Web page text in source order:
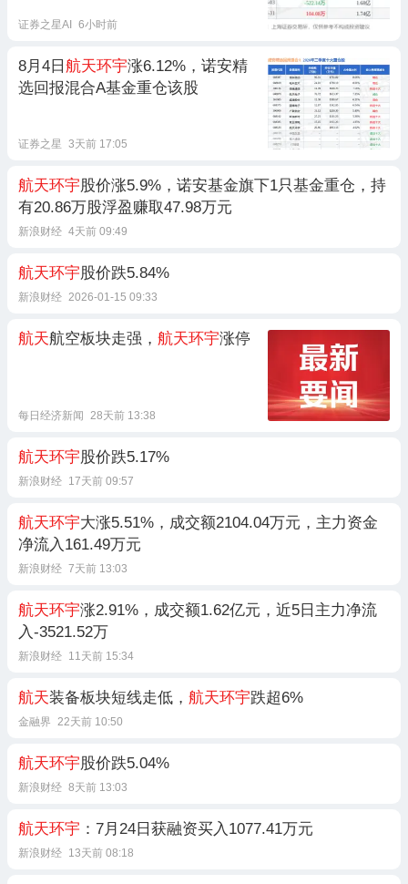
证券之星AI 6小时前
8月4日 航天环宇涨6.12%，诺安精
选回报混合A基金重仓该股
证券之星 3天前 17:05
航天环宇股价涨5.9%，诺安基金旗下1只基金重仓，持
有20.86万股浮盈赚取47.98万元
新浪财经 4天前 09:49
航天环宇股价跌5.84%
新浪财经 2026-01-15 09:33
航天航空板块走强， 航天环宇涨停
每日经济新闻 28天前 13:38
航天环宇股价跌5.17%
新浪财经 17天前 09:57
航天环宇大涨5.51%，成交额2104.04万元，主力资金
净流入161.49万元
新浪财经 7天前 13:03
航天环宇涨2.91%，成交额1.62亿元，近5日主力净流
入-3521.52万
新浪财经 11天前 15:34
航天装备板块短线走低， 航天环宇跌超6%
金融界 22天前 10:50
航天环宇股价跌5.04%
新浪财经 8天前 13:03
航天环宇 ：7月24日获融资买入1077.41万元
新浪财经 13天前 08:18